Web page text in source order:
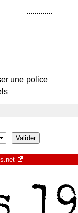
une police